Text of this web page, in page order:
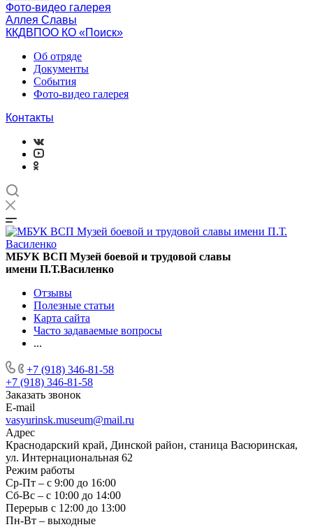
Фото-видео галерея
Аллея Славы
ККДВПОО КО «Поиск»
Об отряде
Документы
События
Фото-видео галерея
Контакты
МБУК ВСП Музей боевой и трудовой славы
имени П.Т.Василенко
Отзывы
Полезные статьи
Карта сайта
Часто задаваемые вопросы
...
+7 (918) 346-81-58
+7 (918) 346-81-58
Заказать звонок
E-mail
vasyurinsk.museum@mail.ru
Адрес
Краснодарский край, Динской район, станица Васюринская,
ул. Интернациональная 62
Режим работы
Ср-Пт – с 9:00 до 16:00
Сб-Вс – с 10:00 до 14:00
Перерыв с 12:00 до 13:00
Пн-Вт – выходные